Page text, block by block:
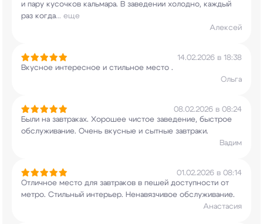
и пару кусочков кальмара. В заведении холодно, каждый
раз когда... еще
Алексей
14.02.2026 в 18:38
Вкусное интересное и стильное место .
Ольга
08.02.2026 в 08:24
Были на завтраках. Хорошее чистое заведение, быстрое
обслуживание. Очень вкусные и сытные завтраки.
Вадим
01.02.2026 в 08:14
Отличное место для завтраков в пешей доступности от
метро. Стильный интерьер. Ненавязчивое обслуживание.
Анастасия